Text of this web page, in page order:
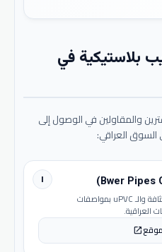
بلاستيكية في
والمقاولين في الوصول إلى
السوق العراقي:
١
الرائدة في إنتاج أنابيب HDPE عالية الكثافة والـ uPVC بمواصفات
العراقية.
open_in_new